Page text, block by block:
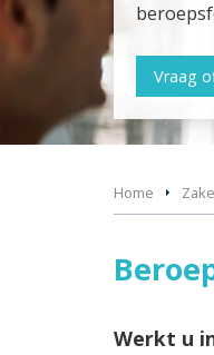
Vraag
Home
Werkt u